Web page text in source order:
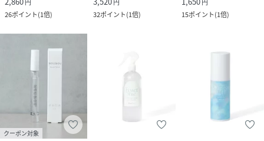
DR26910-4010171-iZj-1 RY0906)
広告文責
固定電話からのお問い合わせ
0120-542-065（フリーダイヤル）
＜カスタマーセンター営業時間＞
円
26ポイント(1倍)
円
32ポイント(1倍)
円
15ポイント(1倍)
クーポン対象